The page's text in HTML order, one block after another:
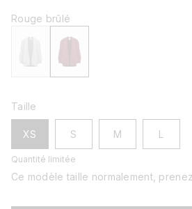
modale
Rouge brûlé
Taille
XS S M L
Quantité limitée
Ce modèle taille normalement,